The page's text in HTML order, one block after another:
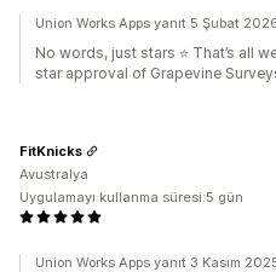
Union Works Apps yanıt 5 Şubat
No words, just stars ⭐ That’s all
star approval of Grapevine
FitKnicks
Avustralya
Uygulamayı kullanma süresi:5 gün
Union Works Apps yanıt 3 Kasım